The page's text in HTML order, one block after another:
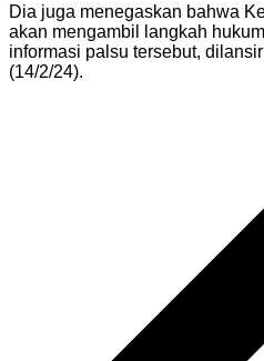
Dia juga menegaskan bahwa
akan mengambil langkah
informasi palsu tersebut,
(14/2/24).